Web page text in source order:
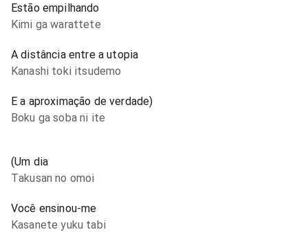
Estão empilhando
Kimi ga warattete
A distância entre a utopia
Kanashi toki itsudemo
E a aproximação de verdade)
Boku ga soba ni ite
(Um dia
Takusan no omoi
Você ensinou-me
Kasanete yuku tabi